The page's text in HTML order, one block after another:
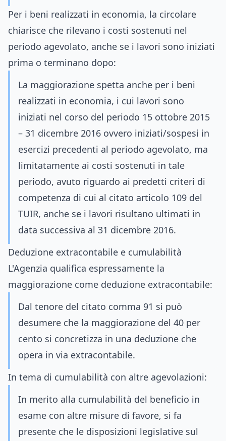
Per i beni realizzati in economia, la circolare
chiarisce che rilevano i costi sostenuti nel
periodo agevolato, anche se i lavori sono iniziati
prima o terminano dopo:
La maggiorazione spetta anche per i beni
realizzati in economia, i cui lavori sono
iniziati nel corso del periodo 15 ottobre 2015
– 31 dicembre 2016 ovvero iniziati/sospesi in
esercizi precedenti al periodo agevolato, ma
limitatamente ai costi sostenuti in tale
periodo, avuto riguardo ai predetti criteri di
competenza di cui al citato articolo 109 del
TUIR, anche se i lavori risultano ultimati in
data successiva al 31 dicembre 2016.
Deduzione extracontabile e cumulabilità
L'Agenzia qualifica espressamente la
maggiorazione come deduzione extracontabile:
Dal tenore del citato comma 91 si può
desumere che la maggiorazione del 40 per
cento si concretizza in una deduzione che
opera in via extracontabile.
In tema di cumulabilità con altre agevolazioni:
In merito alla cumulabilità del beneficio in
esame con altre misure di favore, si fa
presente che le disposizioni legislative sul